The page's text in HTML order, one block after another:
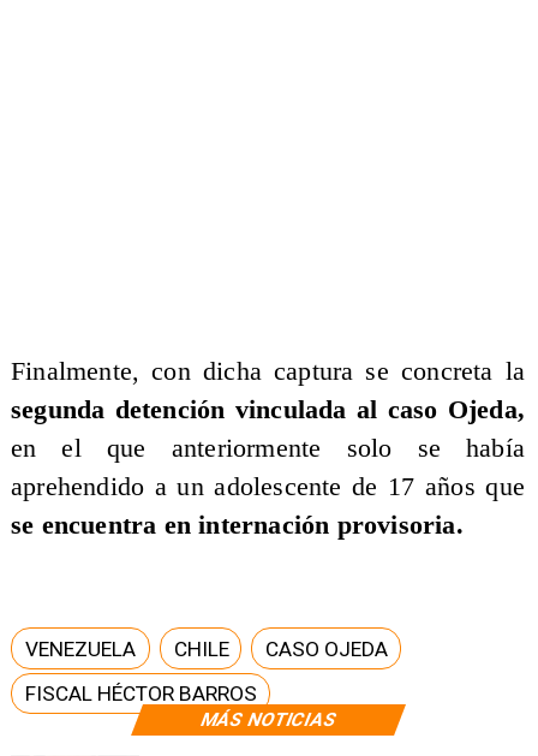
MÁS NOTICIAS
​Finalmente, con dicha captura se concreta la
segunda detención vinculada al caso Ojeda,
en el que anteriormente solo se había
aprehendido a un adolescente de 17 años que
se encuentra en internación provisoria.
VENEZUELA CHILE
CASO OJEDA
FISCAL HÉCTOR BARROS